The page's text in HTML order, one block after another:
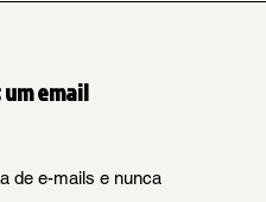
email
de e-mails e nunca